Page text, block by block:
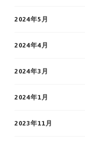
2024年5月
2024年4月
2024年3月
2024年1月
2023年11月